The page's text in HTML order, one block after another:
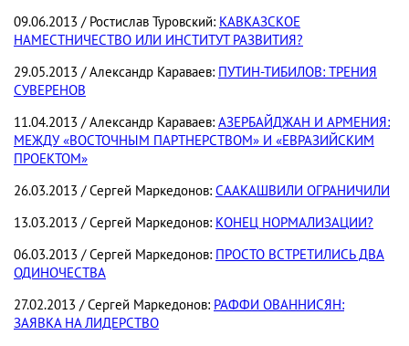
09.06.2013 / Ростислав Туровский: КАВКАЗСКОЕ
НАМЕСТНИЧЕСТВО ИЛИ ИНСТИТУТ РАЗВИТИЯ?
29.05.2013 / Александр Караваев: ПУТИН-ТИБИЛОВ: ТРЕНИЯ
СУВЕРЕНОВ
11.04.2013 / Александр Караваев: АЗЕРБАЙДЖАН И АРМЕНИЯ:
МЕЖДУ «ВОСТОЧНЫМ ПАРТНЕРСТВОМ» И «ЕВРАЗИЙСКИМ
ПРОЕКТОМ»
26.03.2013 / Сергей Маркедонов: СААКАШВИЛИ ОГРАНИЧИЛИ
13.03.2013 / Сергей Маркедонов: КОНЕЦ НОРМАЛИЗАЦИИ?
06.03.2013 / Сергей Маркедонов: ПРОСТО ВСТРЕТИЛИСЬ ДВА
ОДИНОЧЕСТВА
27.02.2013 / Сергей Маркедонов: РАФФИ ОВАННИСЯН:
ЗАЯВКА НА ЛИДЕРСТВО